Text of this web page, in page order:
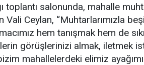
salonunda, mahalle
Ceylan, “Muhtarlarımızla
hem tanışmak hem de
görüşlerinizi almak, iletmek
mahallelerdeki elimiz